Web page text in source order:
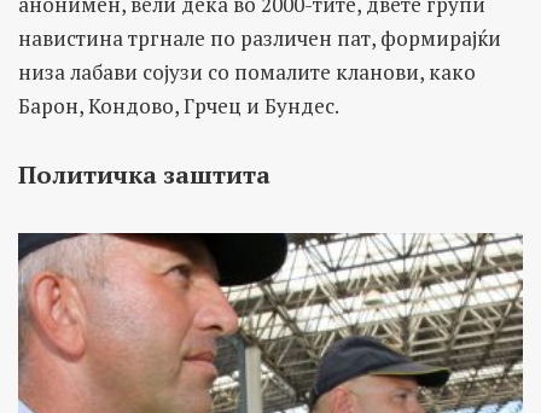
навистина тргнале по различен пат, формирајќи
низа лабави сојузи со помалите кланови, како
Барон, Кондово, Грчец и Бундес.
Политичка заштита